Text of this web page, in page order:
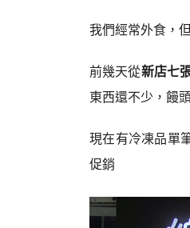
我們經常外食，
前幾天從新店七
東西還不少，饅
現在有冷凍品單
促銷